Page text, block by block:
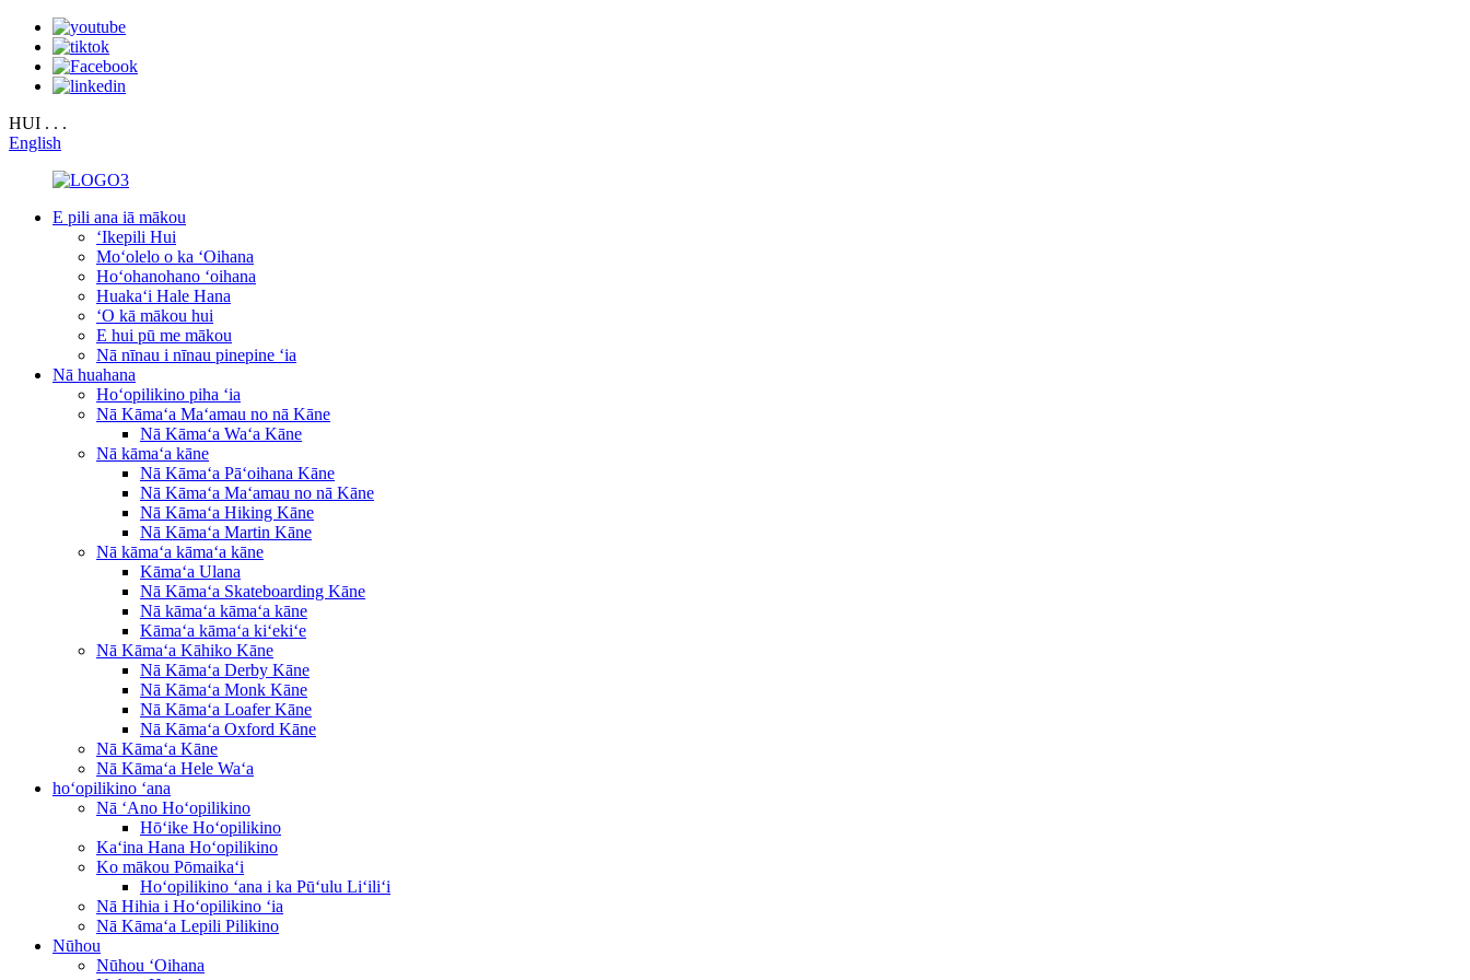
HUI . . .
English
E pili ana iā mākou
ʻIkepili Hui
Moʻolelo o ka ʻOihana
Hoʻohanohano ʻoihana
Huakaʻi Hale Hana
ʻO kā mākou hui
E hui pū me mākou
Nā nīnau i nīnau pinepine ʻia
Nā huahana
Hoʻopilikino piha ʻia
Nā Kāmaʻa Maʻamau no nā Kāne
Nā Kāmaʻa Waʻa Kāne
Nā kāmaʻa kāne
Nā Kāmaʻa Pāʻoihana Kāne
Nā Kāmaʻa Maʻamau no nā Kāne
Nā Kāmaʻa Hiking Kāne
Nā Kāmaʻa Martin Kāne
Nā kāmaʻa kāmaʻa kāne
Kāmaʻa Ulana
Nā Kāmaʻa Skateboarding Kāne
Nā kāmaʻa kāmaʻa kāne
Kāmaʻa kāmaʻa kiʻekiʻe
Nā Kāmaʻa Kāhiko Kāne
Nā Kāmaʻa Derby Kāne
Nā Kāmaʻa Monk Kāne
Nā Kāmaʻa Loafer Kāne
Nā Kāmaʻa Oxford Kāne
Nā Kāmaʻa Kāne
Nā Kāmaʻa Hele Waʻa
hoʻopilikino ʻana
Nā ʻAno Hoʻopilikino
Hōʻike Hoʻopilikino
Kaʻina Hana Hoʻopilikino
Ko mākou Pōmaikaʻi
Hoʻopilikino ʻana i ka Pūʻulu Liʻiliʻi
Nā Hihia i Hoʻopilikino ʻia
Nā Kāmaʻa Lepili Pilikino
Nūhou
Nūhou ʻOihana